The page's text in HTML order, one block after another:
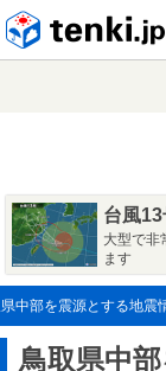
台風
大型で非
ます
中部を震源とする地震
鳥取県中